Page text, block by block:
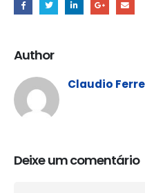
Author
Claudio
Deixe um comentário